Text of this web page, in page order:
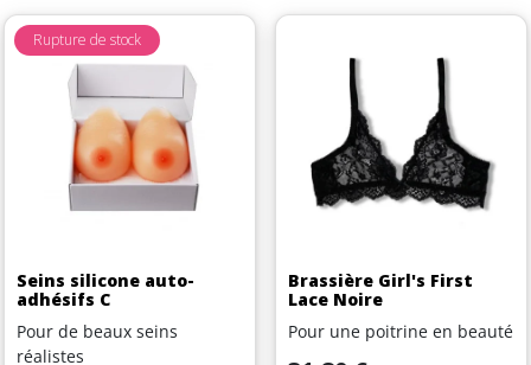
Seins silicone auto-
adhésifs C
Pour de beaux seins
réalistes
Rupture de stock
Brassière Girl's First
Lace Noire
Pour une poitrine en beauté